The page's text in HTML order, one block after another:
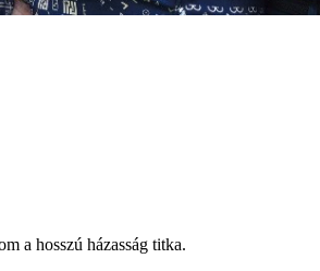
a hosszú házasság titka.